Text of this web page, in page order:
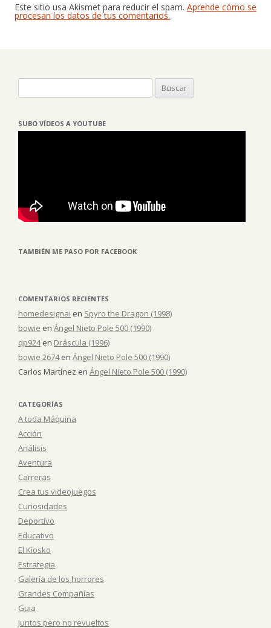
Este sitio usa Akismet para reducir el spam. Aprende cómo se
procesan los datos de tus comentarios.
SUBO VÍDEOS A YOUTUBE
TAMBIÉN ME PASO POR FACEBOOK
COMENTARIOS RECIENTES
homedesignai en Spyro the Dragon (1998)
bowie en Ángel Nieto Pole 500 (1990)
qp924en Dráscula (1996)
bowie 2674en Ángel Nieto Pole 500 (1990)
Carlos Martínez en Ángel Nieto Pole 500 (1990)
CATEGORÍAS
A toda Máquina
Acción
Análisis
Aventura
Carreras
Crea tus videojuegos
Curiosidades
Deportivo
Educativo
El Kiosko
Estrategia
Galería de los horrores
Grandes Compañías
Guia
Juntos pero no revueltos